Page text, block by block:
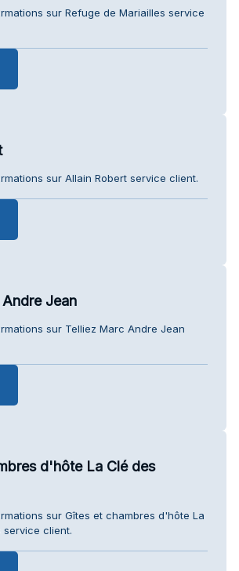
sur Refuge de Mariailles service
sur Allain Robert service client.
Jean
sur Telliez Marc Andre Jean
d'hôte La Clé des
sur Gîtes et chambres d'hôte La
service client.